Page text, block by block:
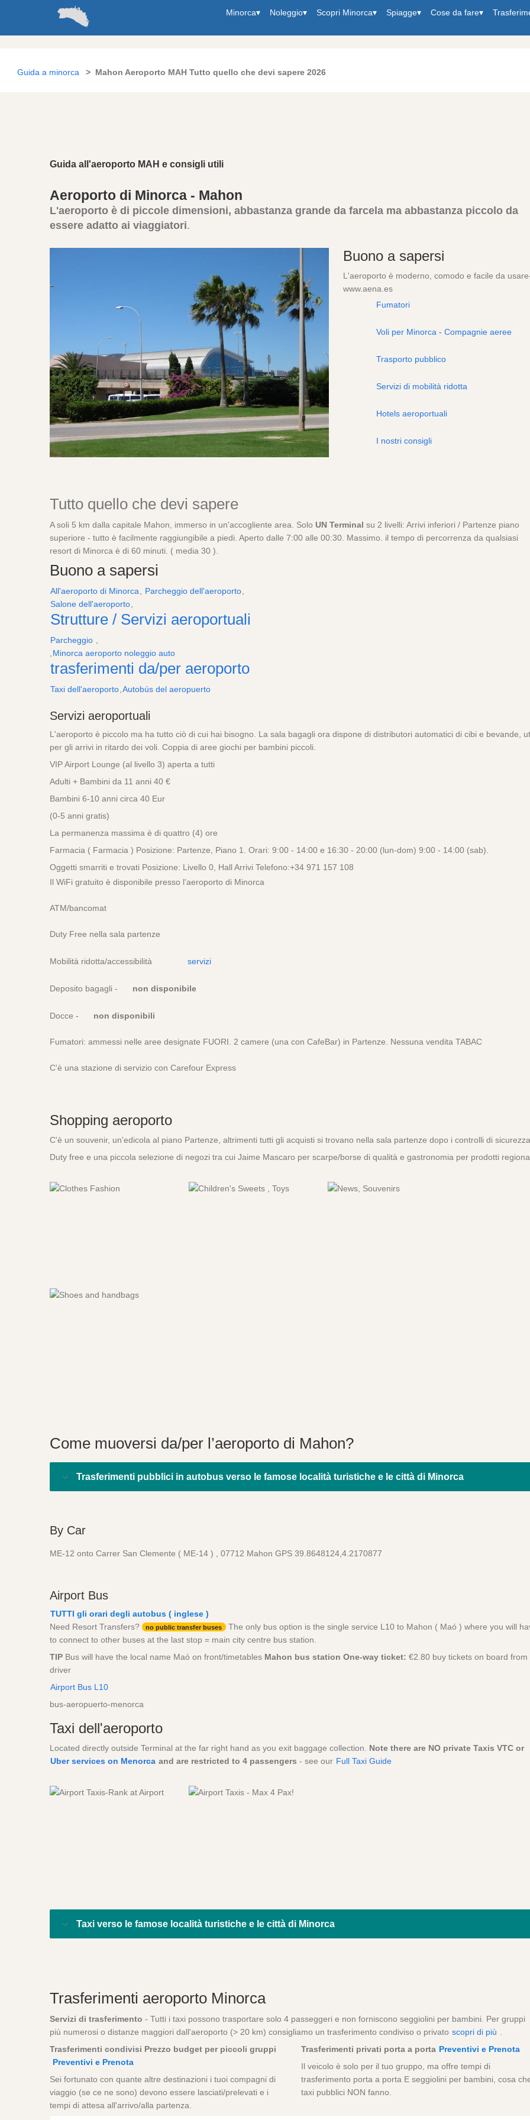
Guida a minorca Mahon Aeroporto MAH Tutto quello che devi sapere 2026
Guida all'aeroporto MAH e consigli utili
Aeroporto di Minorca - Mahon
L'aeroporto è di piccole dimensioni, abbastanza grande da farcela ma abbastanza piccolo da
essere adatto ai viaggiatori.
Buono a sapersi
L'aeroporto è moderno, comodo e facile da
www.aena.es
Fumatori
Voli per Minorca - Compagnie aeree
Trasporto pubblico
Servizi di mobilità ridotta
Hotels aeroportuali
I nostri consigli
Tutto quello che devi sapere
A soli 5 km dalla capitale Mahon, immerso in un'accogliente area. Solo UN Terminal su 2 livelli: Arrivi inferiori / Partenze piano
superiore - tutto è facilmente raggiungibile a piedi. Aperto dalle 7:00 alle 00:30. Massimo. il tempo di percorrenza da qualsiasi
resort di Minorca è di 60 minuti. ( media 30 ).
Buono a sapersi
All'aeroporto di Minorca Parcheggio dell'aeroporto
Salone dell'aeroporto
Strutture / Servizi aeroportuali
Parcheggio
Minorca aeroporto noleggio auto
trasferimenti da/per aeroporto
Taxi dell'aeroporto Autobús del aeropuerto
Servizi aeroportuali
L'aeroporto è piccolo ma ha tutto ciò di cui hai bisogno. La sala bagagli ora dispone di distributori automatici di cibi e bevande,
per gli arrivi in ritardo dei voli. Coppia di aree giochi per bambini piccoli.
VIP Airport Lounge (al livello 3) aperta a tutti
Adulti + Bambini da 11 anni 40 €
Bambini 6-10 anni circa 40 Eur
(0-5 anni gratis)
La permanenza massima è di quattro (4) ore
Farmacia ( Farmacia ) Posizione: Partenze, Piano 1. Orari: 9:00 - 14:00 e 16:30 - 20:00 (lun-dom) 9:00 - 14:00 (sab).
Oggetti smarriti e trovati Posizione: Livello 0, Hall Arrivi Telefono:+34 971 157 108
Il WiFi gratuito è disponibile presso l'aeroporto di Minorca
ATM/bancomat
Duty Free nella sala partenze
Mobilità ridotta/accessibilità servizi
Deposito bagagli - non disponibile
Docce - non disponibili
Fumatori: ammessi nelle aree designate FUORI. 2 camere (una con CafeBar) in Partenze. Nessuna vendita TABAC
C'è una stazione di servizio con Carefour Express
Shopping aeroporto
C'è un souvenir, un'edicola al piano Partenze, altrimenti tutti gli acquisti si trovano nella sala partenze dopo i controlli di
Duty free e una piccola selezione di negozi tra cui Jaime Mascaro per scarpe/borse di qualità e gastronomia per prodotti
Come muoversi da/per l’aeroporto di Mahon?
Trasferimenti pubblici in autobus verso le famose località turistiche e le città di Minorca
By Car
ME-12 onto Carrer San Clemente ( ME-14 ) , 07712 Mahon GPS 39.8648124,4.2170877
Airport Bus
TUTTI gli orari degli autobus ( inglese )
Need Resort Transfers?
no public transfer buses The only bus option is the single service L10 to Mahon ( Maó ) where you will
to connect to other buses at the last stop = main city centre bus station.
TIP Bus will have the local name Maó on front/timetables Mahon bus station One-way ticket: €2.80 buy tickets on board from
driver
Airport Bus L10
bus-aeropuerto-menorca
Taxi dell'aeroporto
Located directly outside Terminal at the far right hand as you exit baggage collection.
Note there are NO private Taxis VTC or
Uber services on Menorca and are restricted to 4 passengers - see our Full Taxi Guide
Taxi verso le famose località turistiche e le città di Minorca
Trasferimenti aeroporto Minorca
Servizi di trasferimento - Tutti i taxi possono trasportare solo 4 passeggeri e non forniscono seggiolini per bambini. Per gruppi
più numerosi o distanze maggiori dall'aeroporto (> 20 km) consigliamo un trasferimento condiviso o privato scopri di più
Trasferimenti condivisi Prezzo budget per piccoli gruppi
Preventivi e Prenota
Sei fortunato con quante altre destinazioni i tuoi compagni di
viaggio (se ce ne sono) devono essere lasciati/prelevati e i
tempi di attesa all'arrivo/alla partenza.
Trasferimenti privati porta a porta Preventivi e Prenota
Il veicolo è solo per il tuo gruppo, ma offre tempi di
trasferimento porta a porta E seggiolini per bambini, cosa
taxi pubblici NON fanno.
Minorca▾ Noleggio▾ Scopri Minorca▾ Spiagge▾ Cose da fare▾